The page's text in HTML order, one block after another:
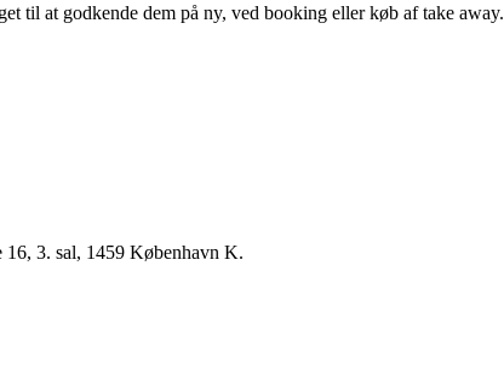
til at godkende dem på ny, ved booking eller køb af take away.
16, 3. sal, 1459 København K.